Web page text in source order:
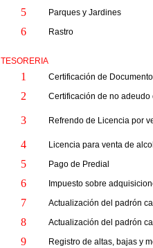
5 Parques y Jardines
6 Rastro
TESORERIA
1 Certificación de
2 Certificación de no
3 Refrendo de Licencia por
4 Licencia para venta de
5 Pago de Predial
6 Impuesto sobre
7 Actualización del padrón
8 Actualización del padrón
9 Registro de altas, bajas y